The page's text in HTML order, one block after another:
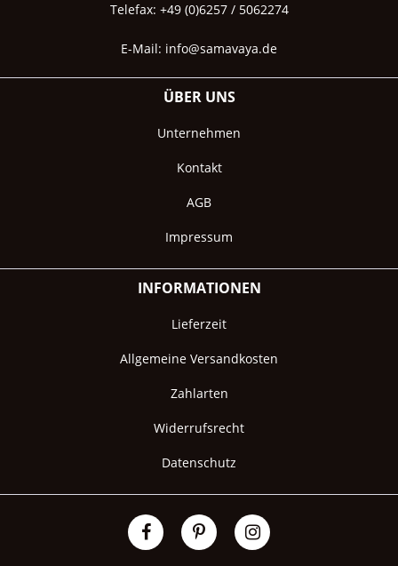
Telefax: +49 (0)6257 / 5062274
E-Mail: info@samavaya.de
ÜBER UNS
Unternehmen
Kontakt
AGB
Impressum
INFORMATIONEN
Lieferzeit
Allgemeine Versandkosten
Zahlarten
Widerrufsrecht
Datenschutz